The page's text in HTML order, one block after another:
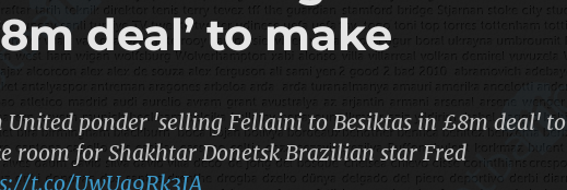
deal’ to make
United ponder 'selling Fellaini to Besiktas in £8m deal' to
room for Shakhtar Donetsk Brazilian star Fred
t.co/UwUa9Rk3IA